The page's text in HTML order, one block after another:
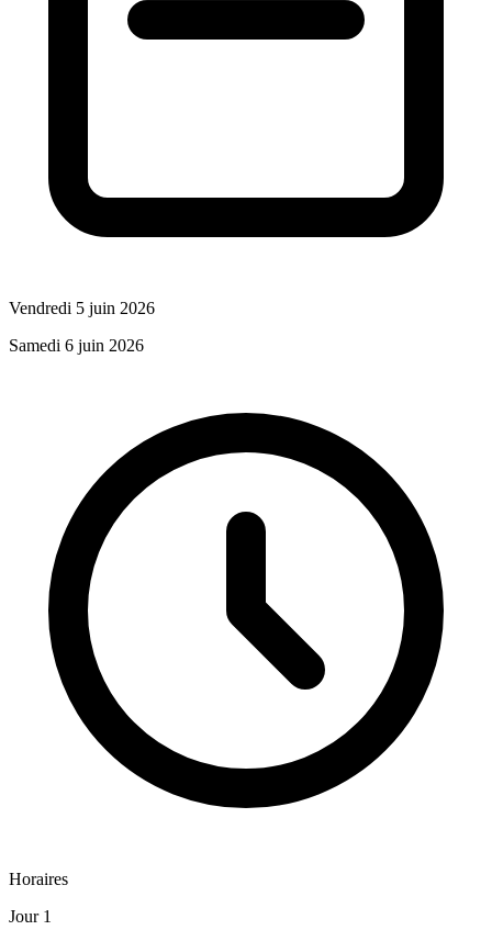
Vendredi 5 juin 2026
Samedi 6 juin 2026
Horaires
Jour 1